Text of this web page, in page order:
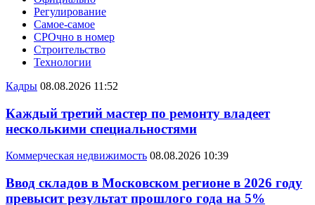
Регулирование
Самое-самое
СРОчно в номер
Строительство
Технологии
Кадры 08.08.2026 11:52
Каждый третий мастер по ремонту владеет
несколькими специальностями
Коммерческая недвижимость 08.08.2026 10:39
Ввод складов в Московском регионе в 2026 году
превысит результат прошлого года на 5%